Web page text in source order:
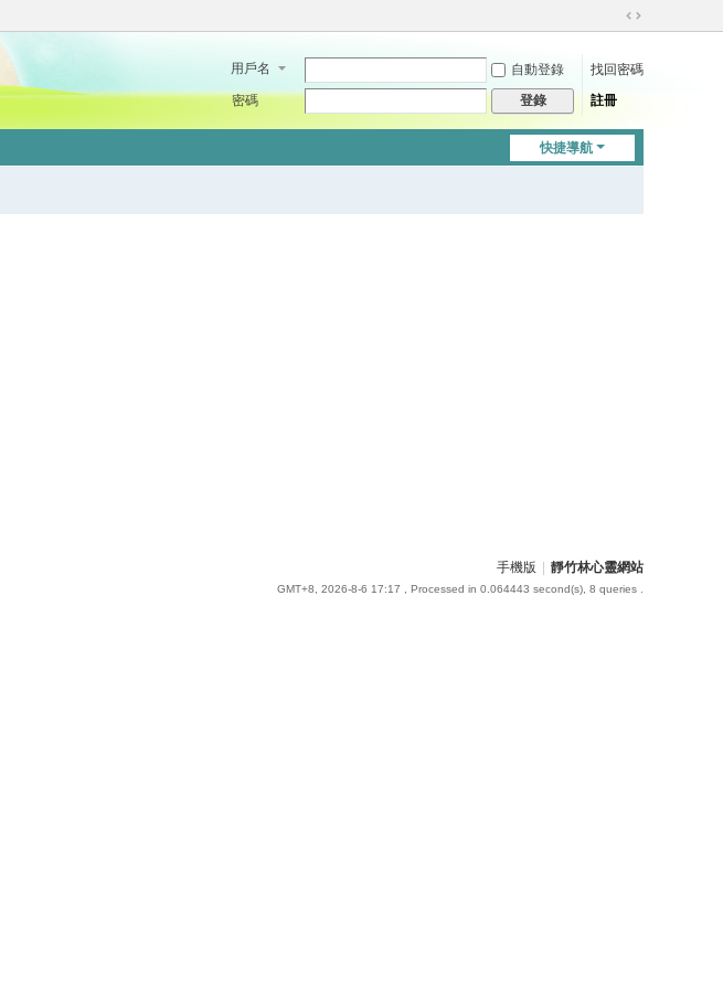
切
到
用戶名 自動登錄
找回密碼
密碼
登錄 註冊
快捷導航
手機版 靜竹林心靈網站
GMT+8, 2026-8-6 17:17 , Processed in 0.064443 second(s), 8 queries .